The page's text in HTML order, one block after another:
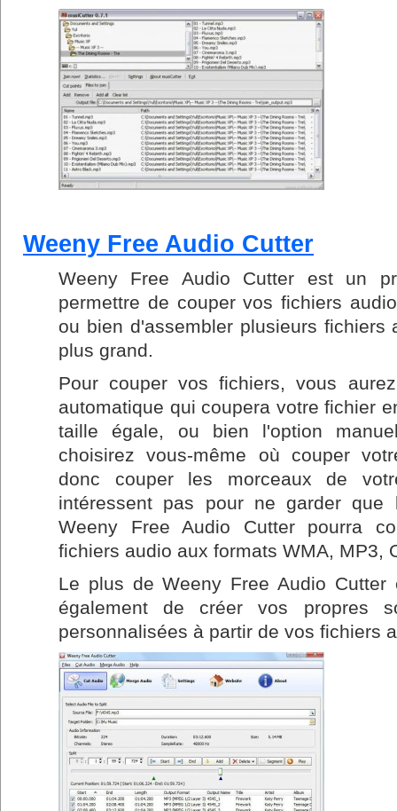
Weeny Free Audio Cutter
Weeny Free Audio Cutter est un
permettre de couper vos fichiers
ou bien d'assembler plusieurs fichiers
plus grand.
Pour couper vos fichiers, vous
automatique qui coupera votre fichier
taille égale, ou bien l'option
choisirez vous-même où couper
donc couper les morceaux de
intéressent pas pour ne garder que
Weeny Free Audio Cutter pourra
fichiers audio aux formats WMA, MP3,
Le plus de Weeny Free Audio Cutter
également de créer vos propres
personnalisées à partir de vos fichiers